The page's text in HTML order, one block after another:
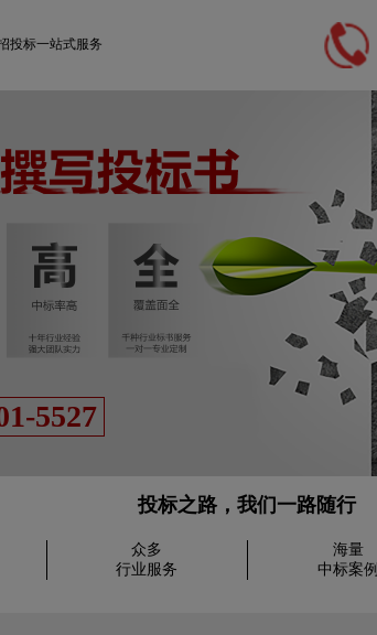
投标一站式服务
5527
投标之路，我们一路随行
众多
行业服务
海量
中标案例